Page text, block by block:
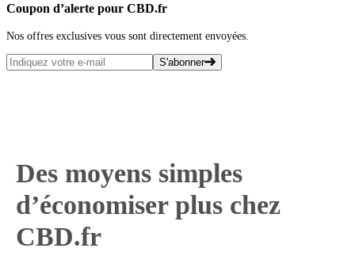
Coupon d’alerte pour CBD.fr
Nos offres exclusives vous sont directement envoyées.
S'abonner
Des moyens simples
d’économiser plus chez
CBD.fr